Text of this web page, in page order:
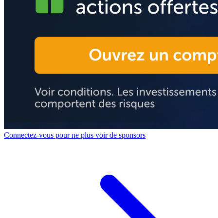
Connectez-vous pour ne plus voir de sponsors